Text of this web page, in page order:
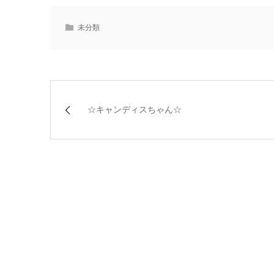
未分類
☆キャンディスちゃん☆